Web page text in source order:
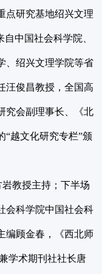
点研究基地绍兴文理
中国社会科学院、
、绍兴文理学院等省
汪俊昌教授，全国高
究会副理事长、《北
“越文化研究专栏”颁
教授主持；下半场
会科学院中国社会科
编顾金春，《西北师
学术期刊社社长唐